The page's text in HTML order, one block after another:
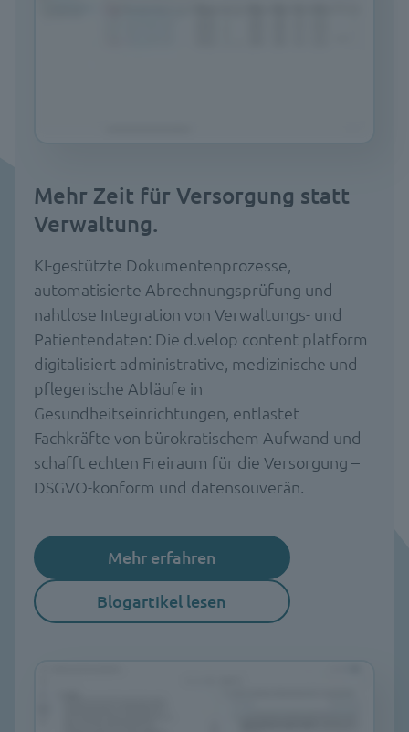
Mehr Zeit für Versorgung statt
Verwaltung.
KI-gestützte Dokumentenprozesse,
automatisierte Abrechnungsprüfung und
nahtlose Integration von Verwaltungs- und
Patientendaten: Die d.velop content platform
digitalisiert administrative, medizinische und
pflegerische Abläufe in
Gesundheitseinrichtungen, entlastet
Fachkräfte von bürokratischem Aufwand und
schafft echten Freiraum für die Versorgung –
DSGVO-konform und datensouverän.
Mehr erfahren
Blogartikel lesen